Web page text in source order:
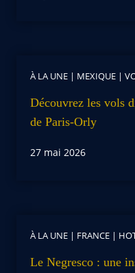
À LA UNE | MEXIQUE |
Découvrez les vols
de Paris-Orly
27 mai 2026
À LA UNE | FRANCE |
Le Negresco : une